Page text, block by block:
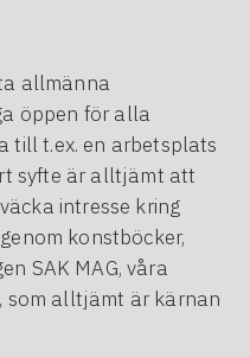
allmänna
öppen för alla
till t.ex. en arbetsplats
syfte är alltjämt att
intresse kring
konstböcker,
SAK MAG, våra
alltjämt är kärnan